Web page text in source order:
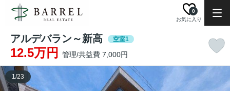
お気に入り
0
アルデバラン～新高 空室1
12.5万円 管理/共益費 7,000円
1/23